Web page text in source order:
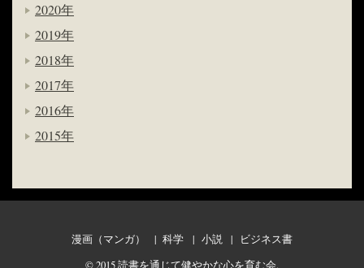
2020年
2019年
2018年
2017年
2016年
2015年
漫画（マンガ） 科学 小説
ビジネス書
© 2015読書を通じて健やかな心を育む会.